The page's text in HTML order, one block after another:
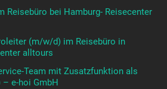
Reisebüro bei Hamburg- Reisecenter
(m/w/d) im Reisebüro in
alltours
Team mit Zusatzfunktion als
e-hoi GmbH